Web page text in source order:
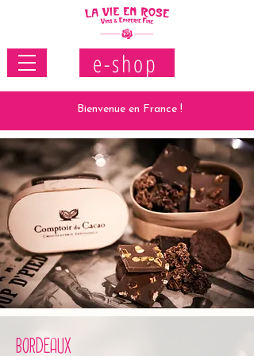
Bienvenue en France !
e-shop
BORDEAUX